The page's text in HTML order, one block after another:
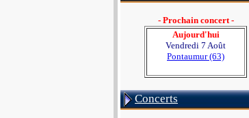
- Prochain concert -
Aujourd'hui
Vendredi 7 Août
Pontaumur (63)
Concerts